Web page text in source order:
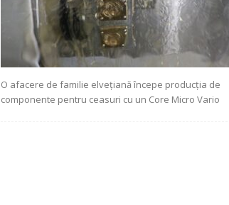
O afacere de familie elvețiană începe producția de
componente pentru ceasuri cu un Core Micro Vario